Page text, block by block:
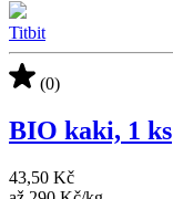
Titbit
(0)
BIO kaki, 1 ks
43,50 Kč